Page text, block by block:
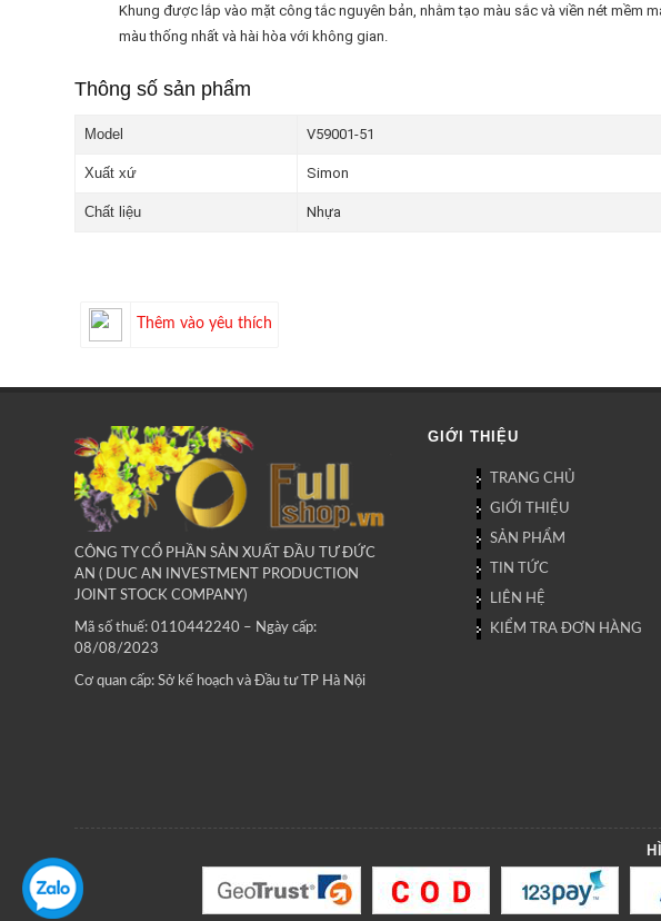
Khung được lắp vào mặt công tắc nguyên bản, nhằm tạo màu sắc và viền nét
màu thống nhất và hài hòa với không gian.
Thông số sản phẩm
Model V59001-51
Xuất xứ Simon
Chất liệu Nhựa
Thêm vào yêu thích
CÔNG TY CỔ PHẦN SẢN XUẤT ĐẦU TƯ ĐỨC
AN ( DUC AN INVESTMENT PRODUCTION
JOINT STOCK COMPANY)
Mã số thuế: 0110442240 – Ngày cấp:
08/08/2023
Cơ quan cấp: Sở kế hoạch và Đầu tư TP Hà Nội
GIỚI THIỆU
TRANG CHỦ
GIỚI THIỆU
SẢN PHẨM
TIN TỨC
LIÊN HỆ
KIỂM TRA ĐƠN HÀNG